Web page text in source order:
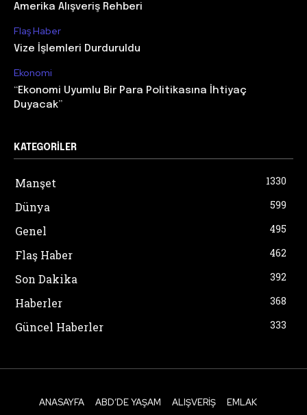
Amerika Alışveriş Rehberi
Flaş Haber
Vize İşlemleri Durduruldu
Ekonomi
“Ekonomi Uyumlu Bir Para Politikasına İhtiyaç
Duyacak”
KATEGORILER
Manşet 1330
Dünya 599
Genel 495
Flaş Haber 462
Son Dakika 392
Haberler 368
Güncel Haberler 333
ANASAYFA ABD’DE YAŞAM ALIŞVERIŞ EMLAK